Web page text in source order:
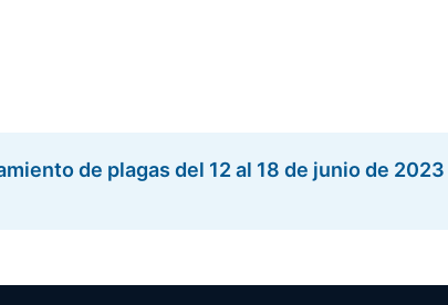
de plagas del 12 al 18 de junio de 2023